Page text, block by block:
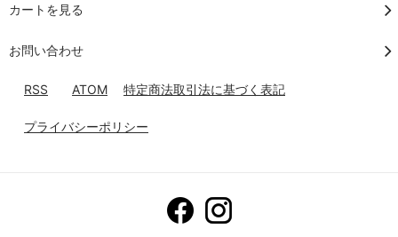
カートを見る
お問い合わせ
RSS ATOM 特定商法取引法に基づく表記
プライバシーポリシー